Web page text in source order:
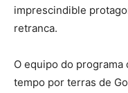
imprescindible
retranca.
O equipo do
tempo por terras de